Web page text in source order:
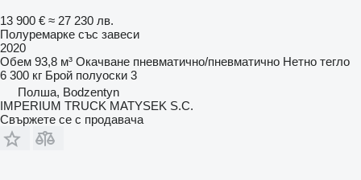
13 900 € ≈ 27 230 лв.
Полуремарке със завеси
2020
Обем 93,8 м³ Окачване пневматично/пневматично Нетно тегло
6 300 кг Брой полуоски 3
Полша, Bodzentyn
IMPERIUM TRUCK MATYSEK S.C.
Свържете се с продавача